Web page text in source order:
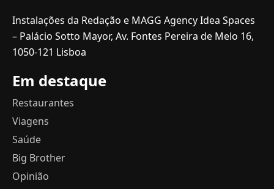
Instalações da Redação e MAGG Agency Idea Spaces
– Palácio Sotto Mayor, Av. Fontes Pereira de Melo 16,
1050-121 Lisboa
Em destaque
Restaurantes
Viagens
Saúde
Big Brother
Opinião